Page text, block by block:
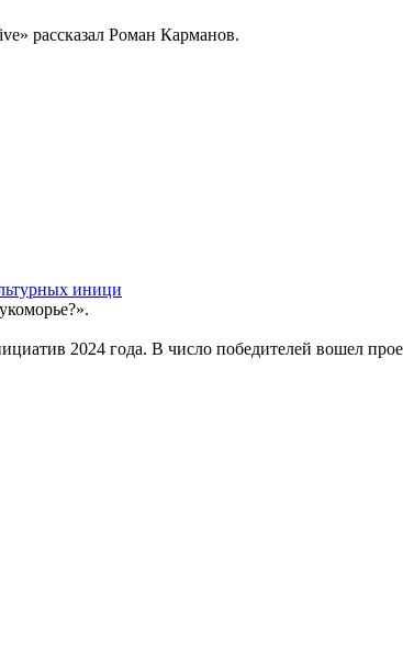
рассказал Роман Карманов.
иници
2024 года. В число победителей вошел